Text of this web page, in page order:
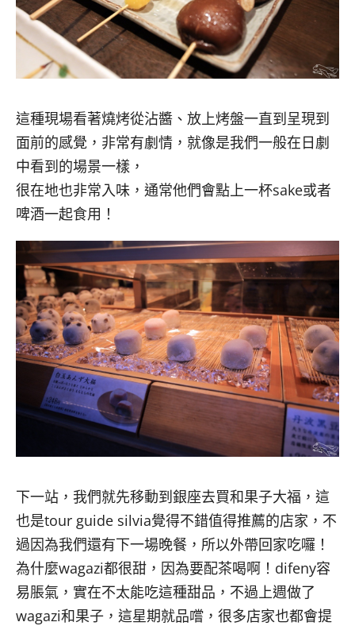
這種現場看著燒烤從沾醬、放上烤盤一直到呈現到
面前的感覺，非常有劇情，就像是我們一般在日劇
中看到的場景一樣，
很在地也非常入味，通常他們會點上一杯sake或者
啤酒一起食用！
下一站，我們就先移動到銀座去買和果子大福，這
也是tour guide silvia覺得不錯值得推薦的店家，不
過因為我們還有下一場晚餐，所以外帶回家吃囉！
為什麼wagazi都很甜，因為要配茶喝啊！ difeny容
易脹氣，實在不太能吃這種甜品，不過上週做了
wagazi和果子，這星期就品嚐，很多店家也都會提